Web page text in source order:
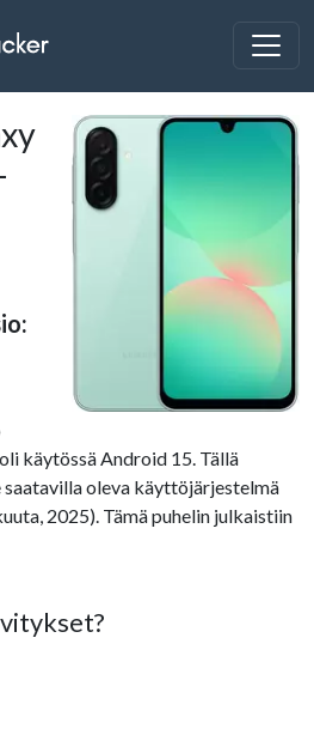
käytössä Android 15. Tällä
saatavilla oleva käyttöjärjestelmä
2025). Tämä puhelin julkaistiin